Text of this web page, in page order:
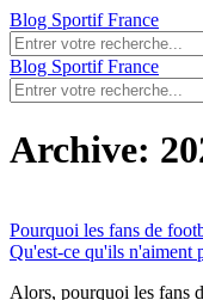
Blog Sportif France
Blog Sportif France
Archive:
Pourquoi les fans de
Qu'est-ce qu'ils n'aiment
Alors, pourquoi les fans